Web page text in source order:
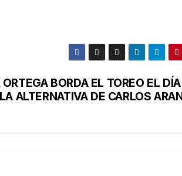
BORDA EL TOREO EL
LA ALTERNATIVA DE CARLOS